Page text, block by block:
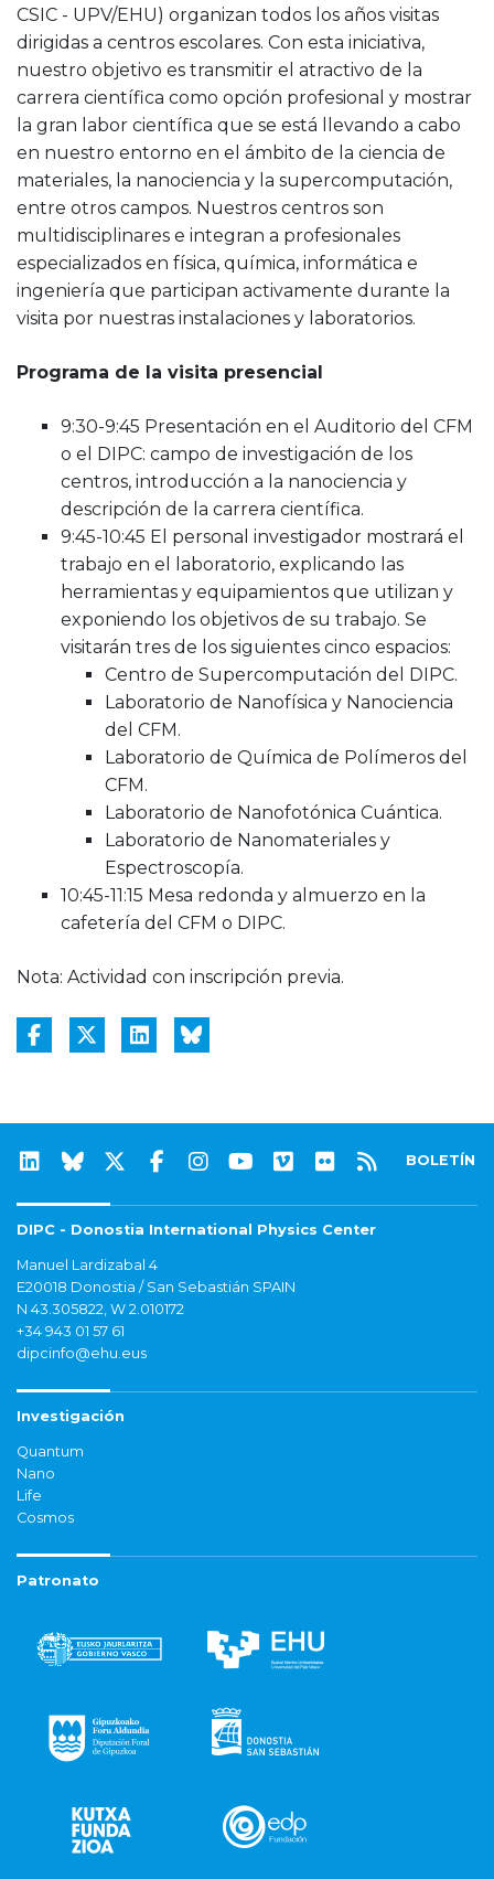
CSIC - UPV/EHU) organizan todos los años visitas
dirigidas a centros escolares. Con esta iniciativa,
nuestro objetivo es transmitir el atractivo de la
carrera científica como opción profesional y mostrar
la gran labor científica que se está llevando a cabo
en nuestro entorno en el ámbito de la ciencia de
materiales, la nanociencia y la supercomputación,
entre otros campos. Nuestros centros son
multidisciplinares e integran a profesionales
especializados en física, química, informática e
ingeniería que participan activamente durante la
visita por nuestras instalaciones y laboratorios.
Programa de la visita presencial
9:30-9:45 Presentación en el Auditorio del CFM
o el DIPC: campo de investigación de los
centros, introducción a la nanociencia y
descripción de la carrera científica.
9:45-10:45 El personal investigador mostrará el
trabajo en el laboratorio, explicando las
herramientas y equipamientos que utilizan y
exponiendo los objetivos de su trabajo. Se
visitarán tres de los siguientes cinco espacios:
Centro de Supercomputación del DIPC.
Laboratorio de Nanofísica y Nanociencia
del CFM.
Laboratorio de Química de Polímeros del
CFM.
Laboratorio de Nanofotónica Cuántica.
Laboratorio de Nanomateriales y
Espectroscopía.
10:45-11:15 Mesa redonda y almuerzo en la
cafetería del CFM o DIPC.
Nota: Actividad con inscripción previa.
BOLETÍN
DIPC - Donostia International Physics Center
Manuel Lardizabal 4
E20018 Donostia / San Sebastián SPAIN
N 43.305822, W 2.010172
+34 943 01 57 61
dipcinfo@ehu.eus
Investigación
Quantum
Nano
Life
Cosmos
Patronato